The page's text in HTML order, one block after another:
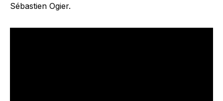
Sébastien Ogier.